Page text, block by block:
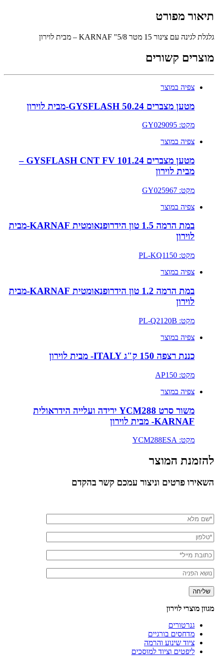
תיאור מפורט
גלגלת לגינה עם צינור 15 מטר 5/8" KARNAF – מבית לוירון
מוצרים קשורים
צפיה במוצר
מטען מצברים 50.24 GYSFLASH-מבית לוירון
מקט: GY029095
צפיה במוצר
מטען מצברים 101.24 GYSFLASH CNT FV –
מבית לוירון
מקט: GY025967
צפיה במוצר
במת הרמה 1.5 טון הידרופנאומטית KARNAF-מבית
לוירון
מקט: PL-KQ1150
צפיה במוצר
במת הרמה 1.2 טון הידרופנאומטית KARNAF-מבית
לוירון
מקט: PL-Q2120B
צפיה במוצר
כננת רצפה 150 ק"ג ITALY- מבית לוירון
מקט: AP150
צפיה במוצר
משור סרט YCM288 ירידה ועלייה הידראולית
KARNAF- מבית לוירון
מקט: YCM288ESA
להזמנת המוצר
השאירו פרטים וניצור עמכם קשר בהקדם
מגוון מוצרי לוירון
גנרטורים
מדחסים בורגיים
ציוד שינוע והרמה
ליפטים וציוד למוסכים